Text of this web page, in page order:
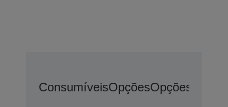
ConsumíveisOpçõesOpções De